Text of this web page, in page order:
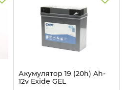
Акумулятор 19 (20h) Ah-
12v Exide GEL